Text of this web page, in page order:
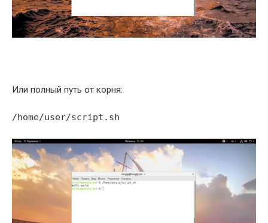
Или полный путь от корня:
/home/user/script.sh